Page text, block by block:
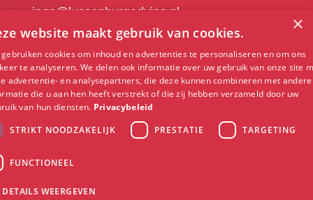
inge@lussenburgadvies.nl
Contact opnemen
Burgemeester
Kerstenslaan
Breda
×
website maakt gebruik van cookies.
gebruiken cookies om inhoud en advertenties te personaliseren en om ons
te analyseren. We delen ook informatie over uw gebruik van onze site
advertentie- en analysepartners, die deze kunnen combineren met andere
die u aan hen heeft verstrekt of die zij hebben verzameld door uw
van hun diensten. Privacybeleid
STRIKT NOODZAKELIJK
PRESTATIE TARGETING
FUNCTIONEEL
DETAILS WEERGEVEN